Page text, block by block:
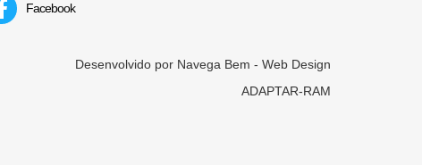
Facebook
Desenvolvido por Navega Bem - Web Design
ADAPTAR-RAM